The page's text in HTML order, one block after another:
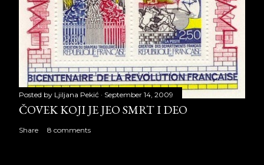
Posted by Ljiljana Pekić September 14, 2009
ČOVEK KOJI JE JEO SMRT I DEO
Share 8 comments